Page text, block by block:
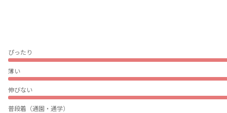
ぴったり
薄い
伸びない
普段着（通園・通学）